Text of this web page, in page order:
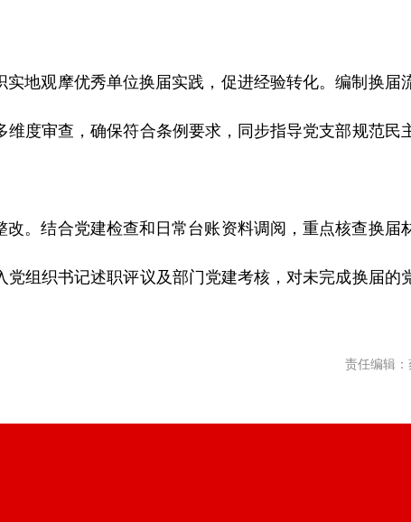
地观摩优秀单位换届实践，促进经验转化。编制换届
度审查，确保符合条例要求，同步指导党支部规范民
。结合党建检查和日常台账资料调阅，重点核查换届
组织书记述职评议及部门党建考核，对未完成换届的
责任编辑：